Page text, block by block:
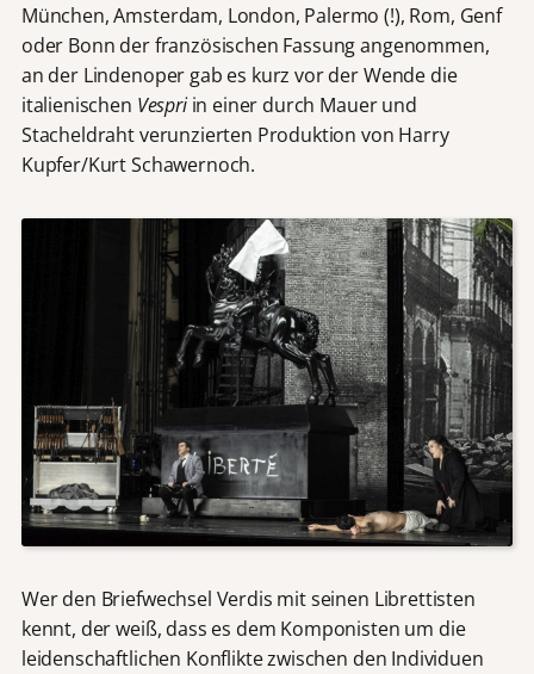
München, Amsterdam, London, Palermo (!), Rom, Genf
oder Bonn der französischen Fassung angenommen,
an der Lindenoper gab es kurz vor der Wende die
italienischen Vespriin einer durch Mauer und
Stacheldraht verunzierten Produktion von Harry
Kupfer/Kurt Schawernoch.
Wer den Briefwechsel Verdis mit seinen Librettisten
kennt, der weiß, dass es dem Komponisten um die
leidenschaftlichen Konflikte zwischen den Individuen